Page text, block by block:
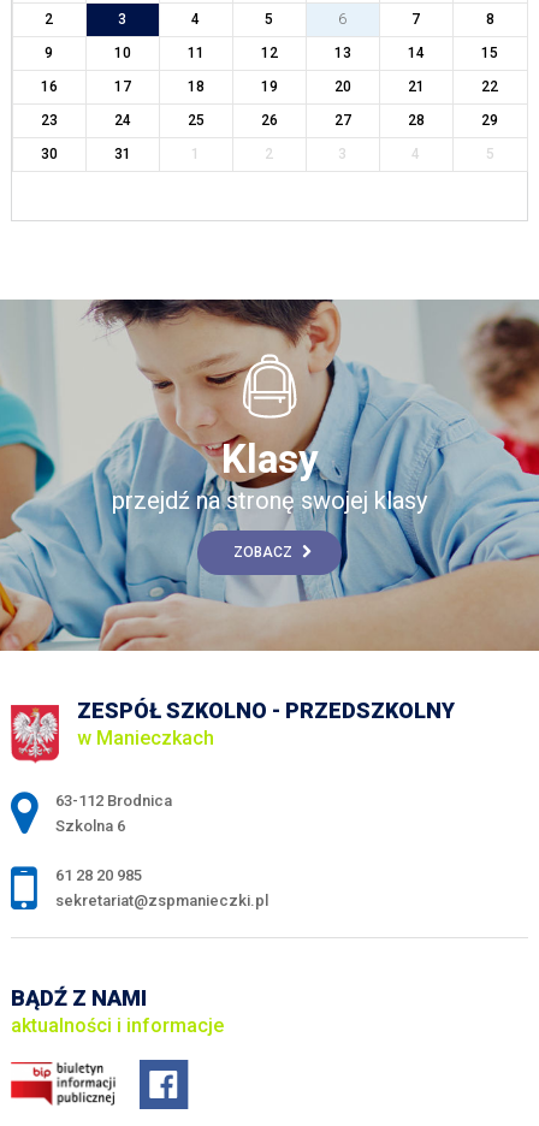
2
3 4 5 6 7
8
9
10 11 12 13 14
15
16
17 18 19 20 21
22
23
24 25 26 27 28
29
30
31 1 2 3 4 5
Klasy
przejdź na stronę swojej klasy
ZOBACZ
ZESPÓŁ SZKOLNO - PRZEDSZKOLNY
w Manieczkach
Adres pocztowy:
63-112 Brodnica
Szkolna 6
61 28 20 985
sekretariat@zspmanieczki.pl
BĄDŹ Z NAMI
aktualności i informacje